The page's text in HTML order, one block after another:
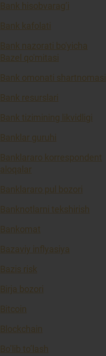
Bank hisobvarag’i
Bank kafolati
Bank nazorati bo'yicha
Bazel qo'mitasi
Bank omonati shartnomasi
Bank resurslari
Bank tizimining likvidligi
Banklar guruhi
Banklararo korrespondent
aloqalar
Banklararo pul bozori
Banknotlarni tekshirish
Bankomat
Bazaviy inflyasiya
Bazis risk
Birja bozori
Bitcoin
Blockchain
Bo’lib to’lash